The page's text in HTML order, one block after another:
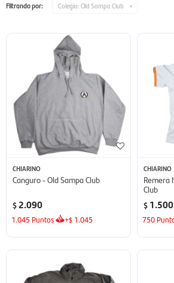
Filtrando por: Colegio: Old Sampa Club
CHIARINO
Canguro - Old Sampa Club
$ 2.090
1.045 Puntos +$ 1.045
CHIARINO
Remera
Club
$ 1.500
750